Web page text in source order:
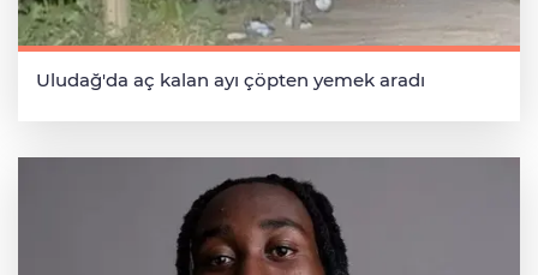
Uludağ'da aç kalan ayı çöpten yemek aradı